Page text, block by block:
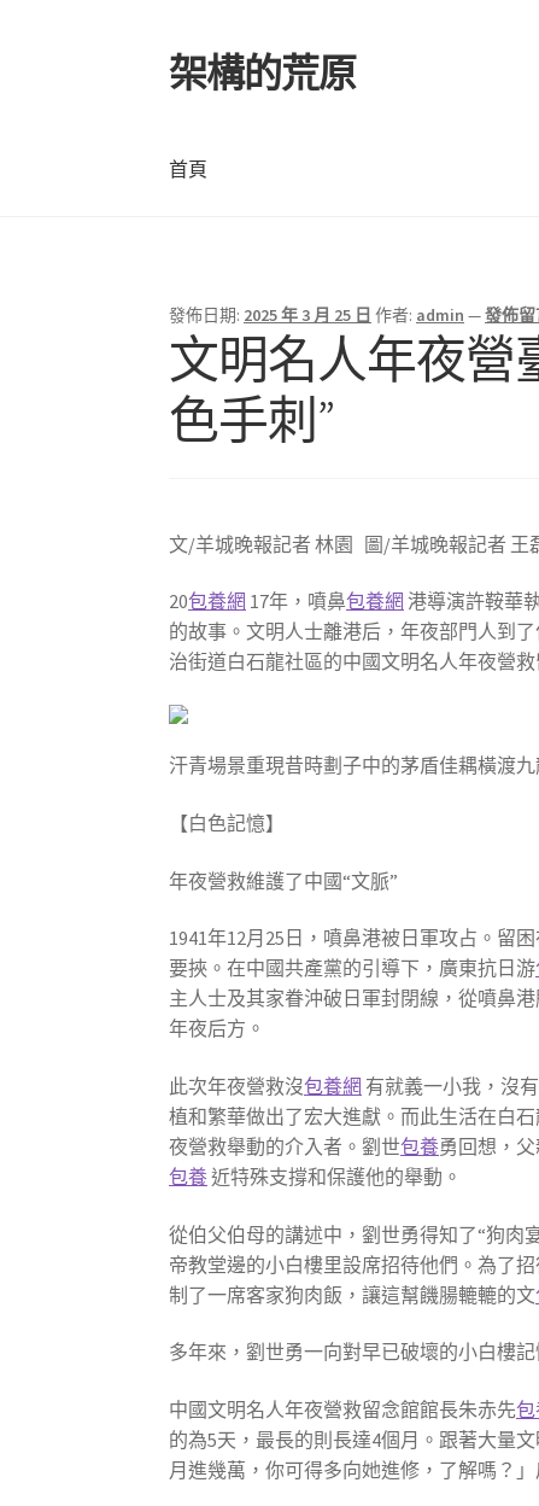
跳
至
覽
列
跳
至
要
內
架構的荒原
首頁
發佈日期: 2025 年 3 月 25 日 作者: admin —發佈留
文明名人年夜營
色手刺”
文/羊城晚報記者 林園 圖/羊城晚報記者 王
20包養網 17年，噴鼻包養網 港導演許鞍華
的故事。文明人士離港后，年夜部門人到
治街道白石龍社區的中國文明名人年夜營
汗青場景重現昔時劃子中的茅盾佳耦橫渡
【白色記憶】
年夜營救維護了中國“文脈”
1941年12月25日，噴鼻港被日軍攻占。留
要挾。在中國共產黨的引導下，廣東抗日游
主人士及其家眷沖破日軍封閉線，從噴鼻
年夜后方。
此次年夜營救沒包養網 有就義一小我，沒
植和繁華做出了宏大進獻。而此生活在白
夜營救舉動的介入者。劉世包養勇回想，
包養近特殊支撐和保護他的舉動。
從伯父伯母的講述中，劉世勇得知了“狗肉
帝教堂邊的小白樓里設席招待他們。為了
制了一席客家狗肉飯，讓這幫饑腸轆轆的文
多年來，劉世勇一向對早已破壞的小白樓
中國文明名人年夜營救留念館館長朱赤先
的為5天，最長的則長達4個月。跟著大量
月進幾萬，你可得多向她進修，了解嗎？